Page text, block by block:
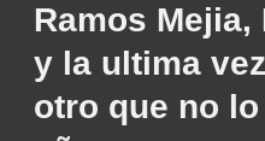
Ramos
y la ultima
otro que no